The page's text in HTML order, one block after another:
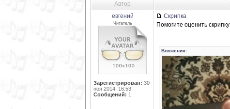
Автор
евгений
Читатель
Зарегистрирован: 30
ноя 2014, 16:53
Сообщений: 1
Скрипка
Помогите оценить скрипку
Вложения: